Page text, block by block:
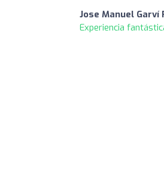
Jose Manuel Garví
Experiencia